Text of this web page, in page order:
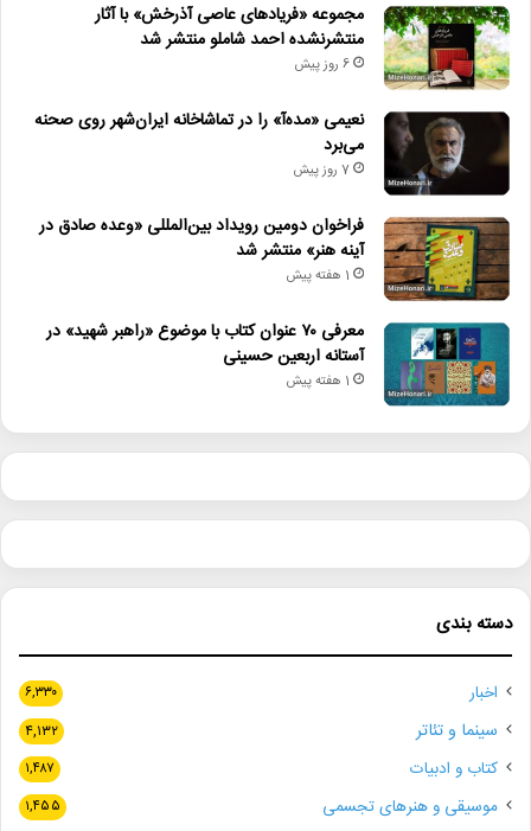
مجموعه «فریادهای عاصی آذرخش» با آثار
منتشرنشده احمد شاملو منتشر شد
6 روز پیش
نعیمی «مده‌آ» را در تماشاخانه ایران‌شهر روی صحنه
می‌برد
7 روز پیش
فراخوان دومین رویداد بین‌المللی «وعده صادق در
آینه هنر» منتشر شد
1 هفته پیش
معرفی ۷۰ عنوان کتاب با موضوع «راهبر شهید» در
آستانه اربعین حسینی
1 هفته پیش
دسته بندی
اخبار ۶,۳۳۰
سینما و تئاتر ۴,۱۳۲
کتاب و ادبیات ۱,۴۸۷
موسیقی و هنرهای تجسمی ۱,۴۵۵